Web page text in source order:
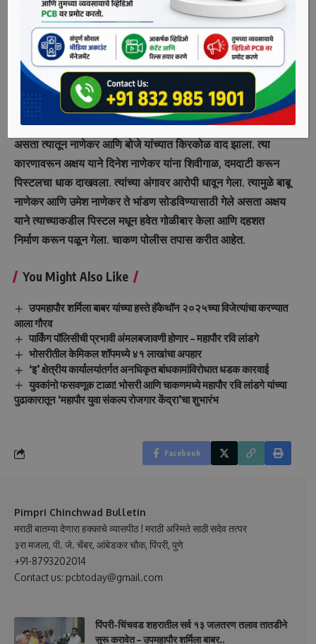
दाखल झालेल्या आरोपीचे नाव आहे. याप्रकरणी पोलीस हवालदार संतोष
सुपेकर यांनी चाकण पोलीस ठाण्यात फिर्याद दिली आहे.
पोलिसांनी दिलेल्या माहितीनुसार, बाबू उर्फ रावसाहेब बाबासाहेब नाणेकर
(वय ३४), उमेश बाबासाहेब नाणेकर (वय ३२), दिनेश रमेश नाणेकर (वय
३०) यांच्या गाडीचे पाच महिन्यापूर्वी आरोपी अक्षय याच्याकडे काम
करणारा करण बोजे याने नुकसान केले. त्याचे पैसे नाणेकर यांनी मागितले
असता त्यातून नाणेकर आणि बोजे यांच्यात किरकोळ वाद झाला. त्या
कारणावरून अक्षय याने दिनेश नाणेकर यांना शिवीगाळ, दमदाटी करून
पिस्टलचा धाक दाखवला. त्यांच्या अंगावर आरोपी धावून गेला. त्यामुळे बाबू
नाणेकर आणि उमेश नाणेकर ते भांडण सोडविण्यासाठी गेले असता अक्षय
याने त्याच्याकडील पिस्टल मधून हवेत गोळीबार केला आणि दहशत
निर्माण करून पळून गेला. चाकण पोलीस तपास करीत आहेत.
You Might Also Like
उपमहापौर शर्मिला बाबर यांच्या हस्ते हॅकेथॉन २०२५च्या विजेत्यांचा करण्यात
आला गौरव
पार्किंग पॉलिसीची प्रभावी अंमलबजावणी होणार – महापौर रवि लांडगे
भोसरीतील केमिकल शॉपमध्ये ४१ लाखांचा अपहार
‘इ’ क्षेत्रीय कार्यालयांतर्गत अनधिकृत बांधकामांविरोधात धडक कारवाई
युवकांनो फसवणूक टाळा! भोसरी आणि चाकणमध्ये महापौर रवि लांडगे यांच्या
पुढाकारातून ‘महापौर युवा संकल्प रोजगार केंद्रा’चा शुभारंभ
Facebook
Pimpri Chinchwad Bulletin
मराठी बातम्या देणारा हक्काचे व्यासपीठ ! मराठी अस्मिते साठी सदेव तत्पर
३रा मजला, पी. जे. चेंबर, आंबेडकर चौक, पिंपरी, पुणे
+91-8793202014
Contact us: pcbtoday@gmail.com
पिंपरी-चिंचवड शहरातील सर्व १३ जलतरण तलाव तातडीने
सुरू करावेत – उपमहापौर शर्मिला बाबर..